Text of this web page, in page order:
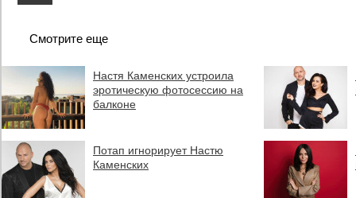
Смотрите еще
Настя Каменских устроила
эротическую фотосессию на
балконе
Потап игнорирует Настю
Каменских